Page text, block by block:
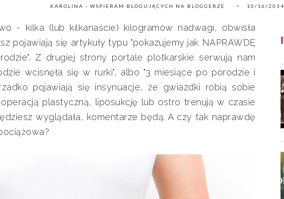
KAROLINA - WSPIERAM BLOGUJĄCYCH NA BLOGGERZE 10/16/2014
- kilka (lub kilkanaście) kilogramów nadwagi, obwisła
pojawiają się artykuły typu "pokazujemy jak NAPRAWDĘ
Z drugiej strony portale plotkarskie serwują nam
wcisnęła się w rurki", albo "3 miesiące po porodzie i
pojawiają się insynuacje, że gwiazdki robią sobie
plastyczną, liposukcję lub ostro trenują w czasie
wyglądała, komentarze będą. A czy tak naprawdę